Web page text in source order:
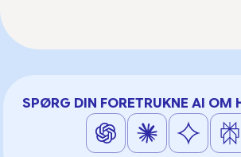
SPØRG DIN FORETRUKNE AI OM